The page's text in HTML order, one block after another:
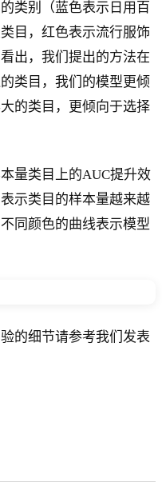
类别（蓝色表示日用百
目，红色表示流行服饰
出，我们提出的方法在
类目，我们的模型更倾
的类目，更倾向于选择
量类目上的AUC提升效
示类目的样本量越来越
同颜色的曲线表示模型
的细节请参考我们发表